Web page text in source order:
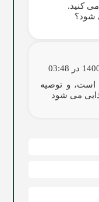
کنید.
شود؟
03:48
است، و توصیه
می شود